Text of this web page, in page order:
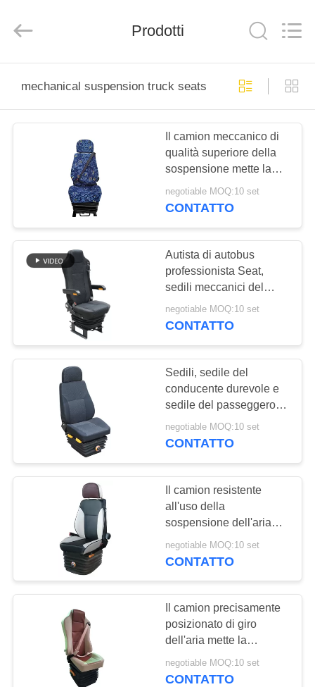
PRODOTTI
GIRO
DELLA
FABBRICA
CONTROLLO
DI
QUALITÀ
CONTATTICI
NOTIZIE
MAPPA
SITO
PRIVACY
POLICY
Precision
Prodotti
mechanical suspension truck seats
Il camion meccanico di
qualità superiore della
sospensione mette la
progettazione a sedere
di ingegneria del corpo
negotiable MOQ:10 set
CONTATTO
Autista di autobus
professionista Seat,
sedili meccanici del
camion della
sospensione dell'aria e
negotiable MOQ:10 set
CONTATTO
Sedili, sedile del
conducente durevole e
sedile del passeggero
del camion della
sospensione dell'aria
negotiable MOQ:10 set
CONTATTO
Il camion resistente
all'uso della
sospensione dell'aria
mette l'anti trattamento a
sedere della ruggine
negotiable MOQ:10 set
CONTATTO
Il camion precisamente
posizionato di giro
dell'aria mette la
manutenzione a sedere
di minimizzazione
negotiable MOQ:10 set
CONTATTO